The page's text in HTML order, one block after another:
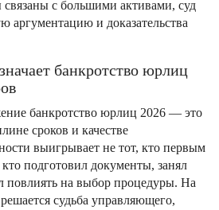
с большими активами, суд
аргументацию и доказательства
банкротство юрлиц
банкротство юрлиц 2026 — это
сроков и качестве
выигрывает не тот, кто первым
кто подготовил документы, занял
повлиять на выбор процедуры. На
судьба управляющего,